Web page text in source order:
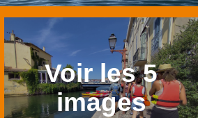
Voir les 5
images